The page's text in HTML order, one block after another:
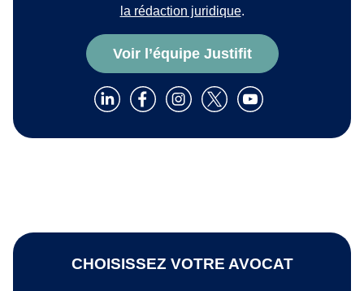
la rédaction juridique.
Voir l’équipe Justifit
CHOISISSEZ VOTRE AVOCAT